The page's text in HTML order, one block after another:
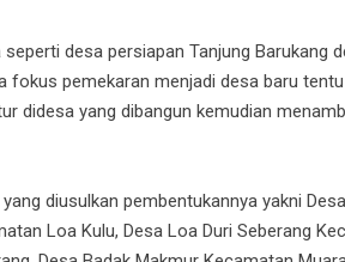
desa persiapan Tanjung Barukang
fokus pemekaran menjadi desa baru
didesa yang dibangun kemudian
diusulkan pembentukannya yakni
Loa Kulu, Desa Loa Duri Seberang